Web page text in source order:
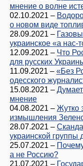
мнение о волне
02.10.2021 –
о новом виде
28.09.2021 –
украинское «а нас-
12.09.2021 – Что
для русских
11.09.2021 – «Без
одесского
15.08.2021 –
мнение
04.08.2021 – Жутко
измышления
28.07.2021 –
украинской группы
25.07.2021 –
а не Россию?
21.07.2021 –